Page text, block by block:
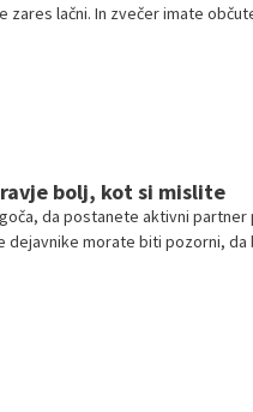
lačni. In zvečer imate
bolj, kot si mislite
da postanete aktivni partner
dejavnike morate biti pozorni, da